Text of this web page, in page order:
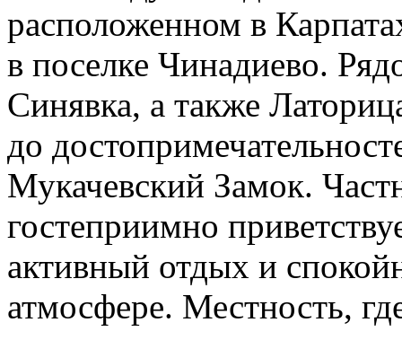
расположенном в
в поселке Чинадиево.
Синявка, а также
до
Мукачевский Замок.
гостеприимно
активный отдых и
атмосфере. Местность,